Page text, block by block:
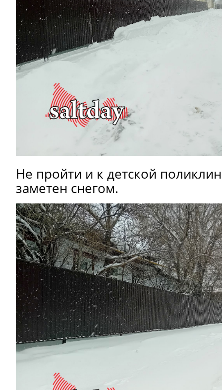
Не пройти и к детской
заметен снегом.